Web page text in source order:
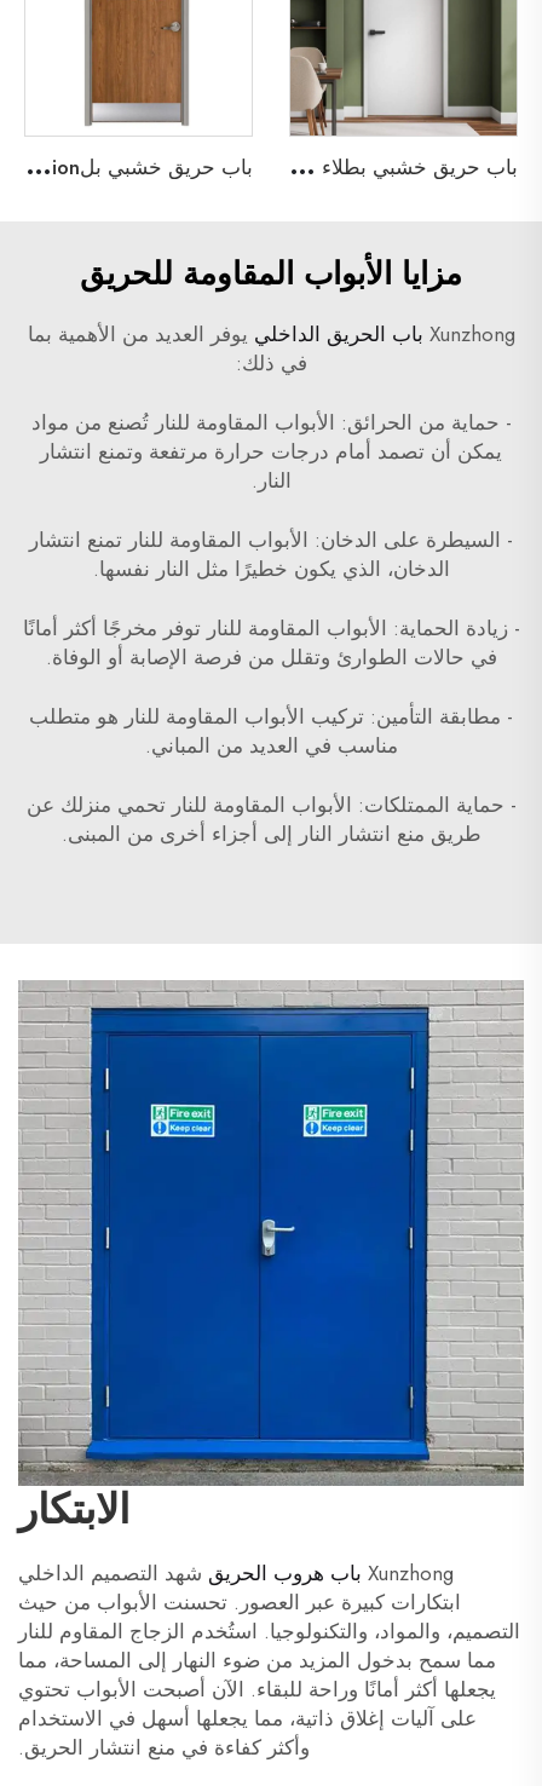
ب
اب حريق خشبي بطلاء أولي ب
اب حريق خشبي بلamination بلاستيكي
مزايا الأبواب المقاومة للحريق
Xunzhong باب الحريق الداخلي يوفر العديد من الأهمية بما
في ذلك:
- حماية من الحرائق: الأبواب المقاومة للنار تُصنع من مواد
يمكن أن تصمد أمام درجات حرارة مرتفعة وتمنع انتشار
النار.
- السيطرة على الدخان: الأبواب المقاومة للنار تمنع انتشار
الدخان، الذي يكون خطيرًا مثل النار نفسها.
- زيادة الحماية: الأبواب المقاومة للنار توفر مخرجًا أكثر أمانًا
في حالات الطوارئ وتقلل من فرصة الإصابة أو الوفاة.
- مطابقة التأمين: تركيب الأبواب المقاومة للنار هو متطلب
مناسب في العديد من المباني.
- حماية الممتلكات: الأبواب المقاومة للنار تحمي منزلك عن
طريق منع انتشار النار إلى أجزاء أخرى من المبنى.
الابتكار
Xunzhong باب هروب الحريق شهد التصميم الداخلي
ابتكارات كبيرة عبر العصور. تحسنت الأبواب من حيث
التصميم، والمواد، والتكنولوجيا. استُخدم الزجاج المقاوم للنار
مما سمح بدخول المزيد من ضوء النهار إلى المساحة، مما
يجعلها أكثر أمانًا وراحة للبقاء. الآن أصبحت الأبواب تحتوي
على آليات إغلاق ذاتية، مما يجعلها أسهل في الاستخدام
وأكثر كفاءة في منع انتشار الحريق.